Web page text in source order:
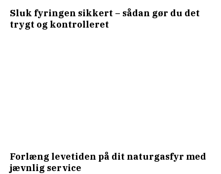
Sluk fyringen sikkert – sådan gør du det
trygt og kontrolleret
Forlæng levetiden på dit naturgasfyr med
jævnlig service